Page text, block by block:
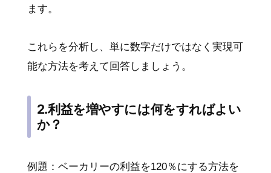
ます。
これらを分析し、単に数字だけではなく実現可
能な方法を考えて回答しましょう。
2.利益を増やすには何をすればよい
か？
例題：ベーカリーの利益を120％にする方法を